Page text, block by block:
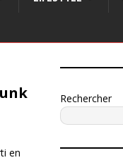
en
Rechercher